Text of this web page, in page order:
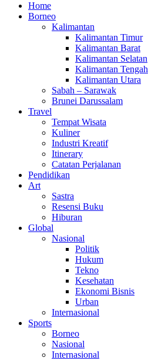
Home
Borneo
Kalimantan
Kalimantan Timur
Kalimantan Barat
Kalimantan Selatan
Kalimantan Tengah
Kalimantan Utara
Sabah – Sarawak
Brunei Darussalam
Travel
Tempat Wisata
Kuliner
Industri Kreatif
Itinerary
Catatan Perjalanan
Pendidikan
Art
Sastra
Resensi Buku
Hiburan
Global
Nasional
Politik
Hukum
Tekno
Kesehatan
Ekonomi Bisnis
Urban
Internasional
Sports
Borneo
Nasional
Internasional